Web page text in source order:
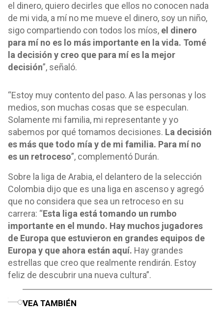
el dinero, quiero decirles que ellos no conocen nada
de mi vida, a mí no me mueve el dinero, soy un niño,
sigo compartiendo con todos los míos, el dinero
para mí no es lo más importante en la vida. Tomé
la decisión y creo que para mí es la mejor
decisión”, señaló.
“Estoy muy contento del paso. A las personas y los
medios, son muchas cosas que se especulan.
Solamente mi familia, mi representante y yo
sabemos por qué tomamos decisiones. La decisión
es más que todo mía y de mi familia. Para mí no
es un retroceso”, complementó Durán.
Sobre la liga de Arabia, el delantero de la selección
Colombia dijo que es una liga en ascenso y agregó
que no considera que sea un retroceso en su
carrera: “Esta liga está tomando un rumbo
importante en el mundo. Hay muchos jugadores
de Europa que estuvieron en grandes equipos de
Europa y que ahora están aquí. Hay grandes
estrellas que creo que realmente rendirán. Estoy
feliz de descubrir una nueva cultura”.
VEA TAMBIÉN